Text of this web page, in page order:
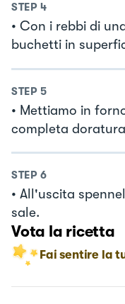
STEP 4
• Con i rebbi di
buchetti in
STEP 5
• Mettiamo in
completa
STEP 6
• All'uscita
sale.
Vota la ricetta
Fai sentire la